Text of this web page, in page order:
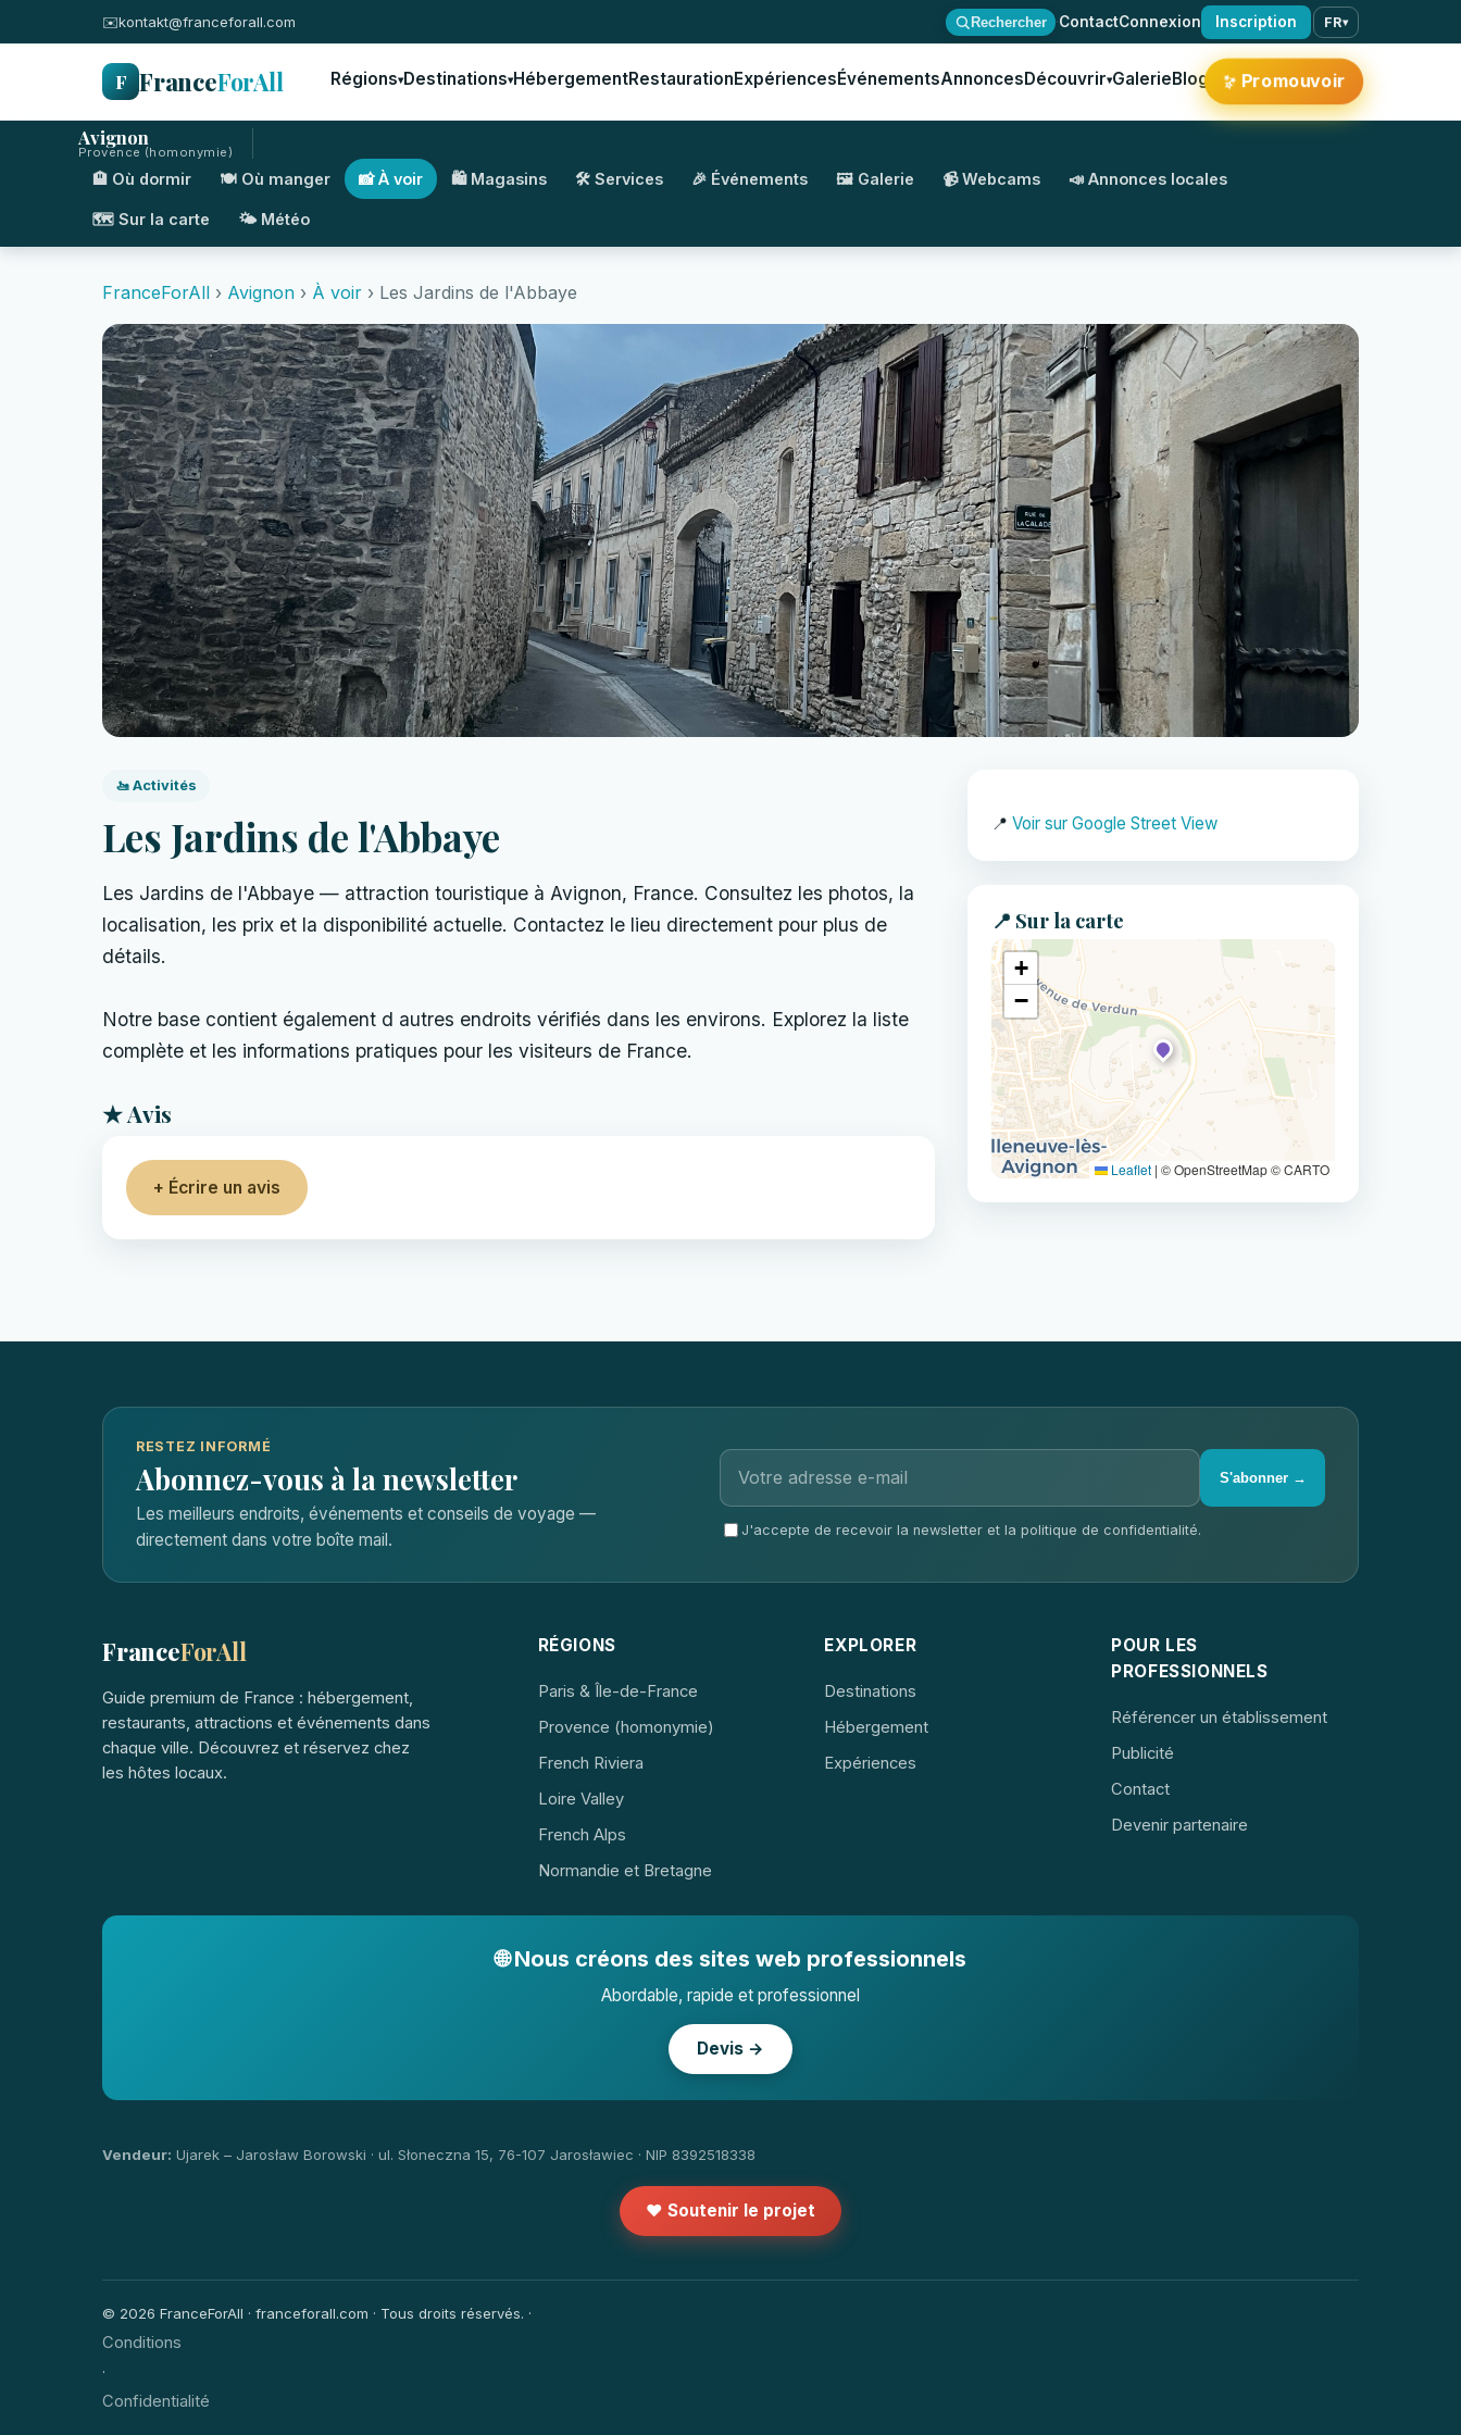
✉️kontakt@franceforall.com Rechercher ·ContactConnexion Inscription FR▾
F FranceForAll Régions▾Destinations▾HébergementRestaurationExpériencesÉvénementsAnnoncesDécouvrir▾GalerieBlog ✨Promouvoir
Avignon
Provence (homonymie)
🏨 Où dormir 🍽️ Où manger 📸 À voir 🛍️ Magasins 🛠️ Services 🎉 Événements 🖼️ Galerie 📹 Webcams 📣 Annonces locales
🗺️ Sur la carte 🌤️ Météo
FranceForAll › Avignon › À voir › Les Jardins de l'Abbaye
🚤 Activités
Les Jardins de l'Abbaye
Les Jardins de l'Abbaye — attraction touristique à Avignon, France. Consultez les photos, la
localisation, les prix et la disponibilité actuelle. Contactez le lieu directement pour plus de
détails.
Notre base contient également d autres endroits vérifiés dans les environs. Explorez la liste
complète et les informations pratiques pour les visiteurs de France.
★ Avis
+ Écrire un avis
📍 Voir sur Google Street View
📍 Sur la carte
+
−
Leaflet | © OpenStreetMap © CARTO
RESTEZ INFORMÉ
Abonnez-vous à la newsletter
Les meilleurs endroits, événements et conseils de voyage —
directement dans votre boîte mail.
S'abonner →
J'accepte de recevoir la newsletter et la politique de confidentialité.
FranceForAll
Guide premium de France : hébergement,
restaurants, attractions et événements dans
chaque ville. Découvrez et réservez chez
les hôtes locaux.
RÉGIONS
Paris & Île-de-France
Provence (homonymie)
French Riviera
Loire Valley
French Alps
Normandie et Bretagne
EXPLORER
Destinations
Hébergement
Expériences
POUR LES
PROFESSIONNELS
Référencer un établissement
Publicité
Contact
Devenir partenaire
🌐 Nous créons des sites web professionnels
Abordable, rapide et professionnel
Devis →
Vendeur: Ujarek – Jarosław Borowski · ul. Słoneczna 15, 76-107 Jarosławiec · NIP 8392518338
❤️ Soutenir le projet
© 2026 FranceForAll · franceforall.com · Tous droits réservés. ·
Conditions
·
Confidentialité